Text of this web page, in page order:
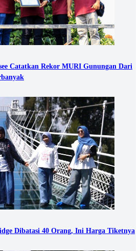
Catatkan Rekor MURI Gunungan Dari
Dibatasi 40 Orang, Ini Harga Tiketnya